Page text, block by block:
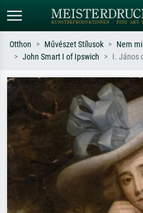
Keressen művész, műcím vagy stílus
szerint – pl. Monet, Csillagos éj,
impresszionizmus, Hokusai-hullám,
akt.
Otthon Művészet Stílusok
Nem
John Smart I of Ipswich
I. János